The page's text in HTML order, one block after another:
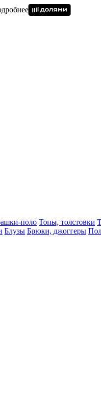
поло Топы, толстовки
Блузы Брюки, джоггеры